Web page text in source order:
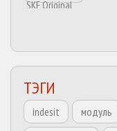
ТЭГИ
indesit модуль